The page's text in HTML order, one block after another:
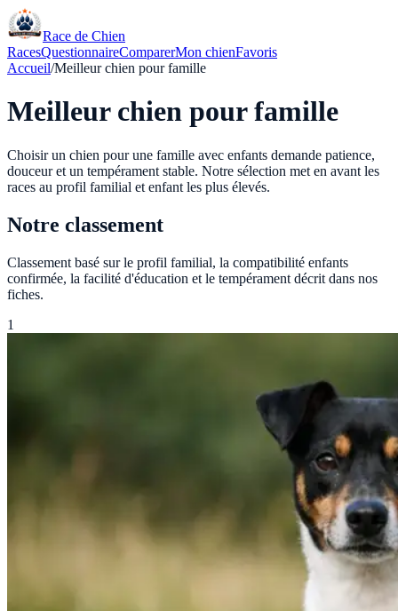
Race de Chien
RacesQuestionnaireComparerMon chienFavoris
Accueil/Meilleur chien pour famille
Meilleur chien pour famille
Choisir un chien pour une famille avec enfants demande patience,
douceur et un tempérament stable. Notre sélection met en avant les
races au profil familial et enfant les plus élevés.
Notre classement
Classement basé sur le profil familial, la compatibilité enfants
confirmée, la facilité d'éducation et le tempérament décrit dans nos
fiches.
1